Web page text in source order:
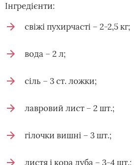
Інгредієнти:
свіжі пухирчасті – 2-2,5 кг;
вода – 2 л;
сіль – 3 ст. ложки;
лавровий лист – 2 шт.;
гілочки вишні – 3 шт.;
листя і кора дуба – 3-4 шт.;